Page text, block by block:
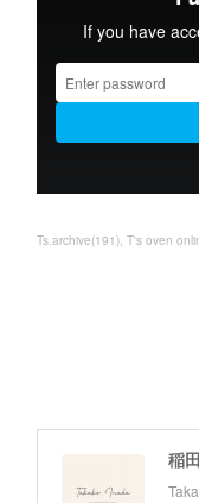
Ts.archive(191) T's oven
稲